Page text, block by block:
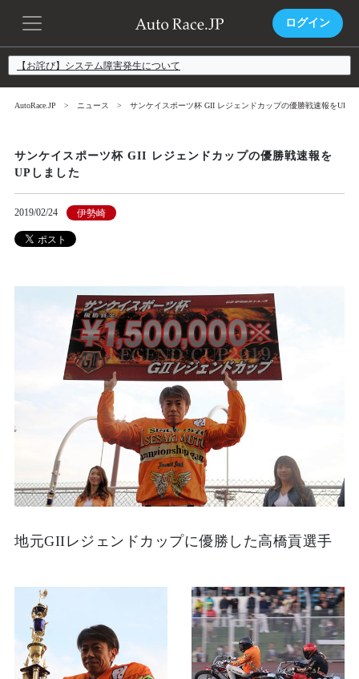
ログイン
【お詫び】システム障害発生について
AutoRace.JP ニュース サンケイスポーツ杯 GII レジェンドカップの優勝戦速報をUPし
サンケイスポーツ杯 GII レジェンドカップの優勝戦速報を
UPしました
2019/02/24 伊勢崎
地元GIIレジェンドカップに優勝した高橋貢選手